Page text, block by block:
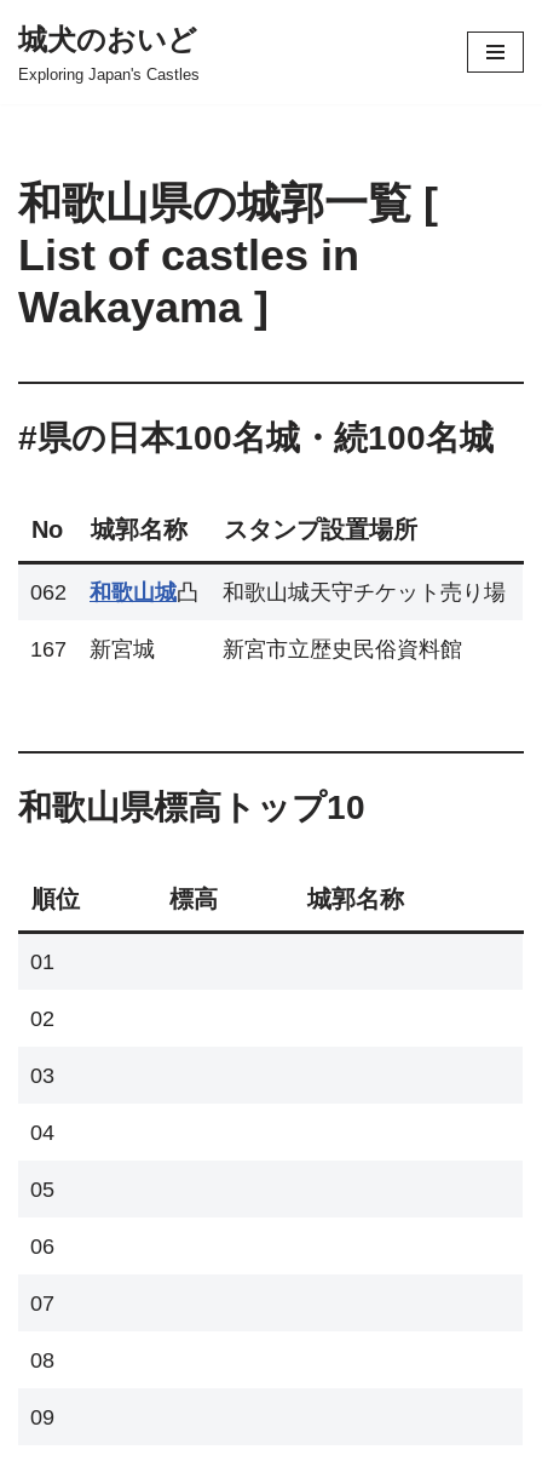
コ
ツ
へ
ス
キ
ッ
プ
城犬のおいど
Exploring Japan's Castles
和歌山県の城郭一覧 [
List of castles in
Wakayama ]
#県の日本100名城・続100名城
No 城郭名称 スタンプ設置場所
062 和歌山城凸 和歌山城天守チケット売り場
167 新宮城 新宮市立歴史民俗資料館
和歌山県標高トップ10
順位 標高 城郭名称
01
02
03
04
05
06
07
08
09